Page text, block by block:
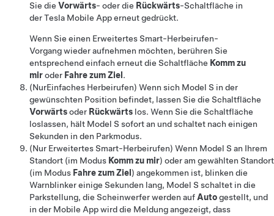
Sie die Vorwärts- oder die Rückwärts-Schaltfläche in
der Tesla Mobile App erneut gedrückt.
Wenn Sie einen Erweitertes Smart-Herbeirufen-
Vorgang wieder aufnehmen möchten, berühren Sie
entsprechend einfach erneut die Schaltfläche Komm zu
miroder Fahre zum Ziel .
(NurEinfaches Herbeirufen) Wenn sich Model S in der
gewünschten Position befindet, lassen Sie die Schaltfläche
Vorwärtsoder Rückwärts los. Wenn Sie die Schaltfläche
loslassen, hält Model S sofort an und schaltet nach einigen
Sekunden in den Parkmodus.
(Nur Erweitertes Smart-Herbeirufen) Wenn Model S an Ihrem
Standort (im Modus Komm zu mir) oder am gewählten Standort
(im Modus Fahre zum Ziel ) angekommen ist, blinken die
Warnblinker einige Sekunden lang, Model S schaltet in die
Parkstellung, die Scheinwerfer werden aufAutogestellt, und
in der Mobile App wird die Meldung angezeigt, dass